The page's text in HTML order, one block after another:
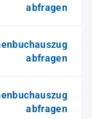
abfragen
abfragen
abfragen